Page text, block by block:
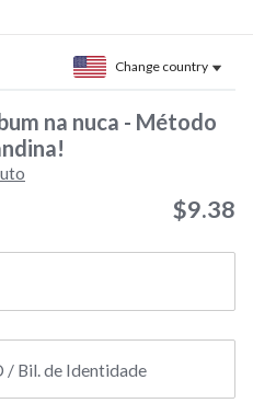
Change country
na nuca - Método
$9.38
/ Bil. de Identidade